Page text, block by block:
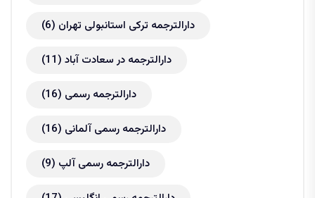
دارالترجمه ترکی استانبولی تهران (6)
دارالترجمه در سعادت آباد (11)
دارالترجمه رسمی (16)
دارالترجمه رسمی آلمانی (16)
دارالترجمه رسمی آلپ (9)